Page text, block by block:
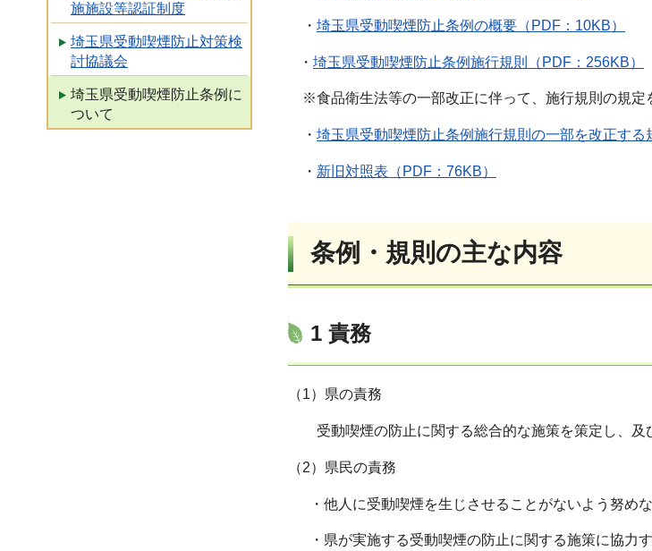
施施設等認証制度
埼玉県受動喫煙防止対策検
討協議会
埼玉県受動喫煙防止条例に
ついて
・ 埼玉県受動喫煙防止条例の概要（PDF：10KB）
・ 埼玉県受動喫煙防止条例施行規則（PDF：256KB）
※食品衛生法等の一部改正に伴って、施行規則の規定
・ 埼玉県受動喫煙防止条例施行規則の一部を改正する
・ 新旧対照表（PDF：76KB）
条例・規則の主な内容
1 責務
（1）県の責務
受動喫煙の防止に関する総合的な施策を策定し、及
（2）県民の責務
・他人に受動喫煙を生じさせることがないよう努めな
・県が実施する受動喫煙の防止に関する施策に協力す